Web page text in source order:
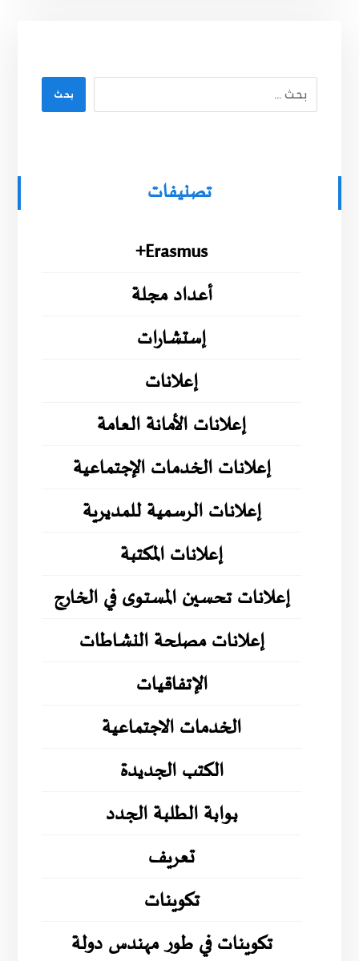
بحث
تصنيفات
Erasmus+
أعداد مجلة
إستشارات
إعلانات
إعلانات الأمانة العامة
إعلانات الخدمات الإجتماعية
إعلانات الرسمية للمديرية
إعلانات المكتبة
إعلانات تحسين المستوى في الخارج
إعلانات مصلحة النشاطات
الإتفاقيات
الخدمات الاجتماعية
الكتب الجديدة
بوابة الطلبة الجدد
تعريف
تكوينات
تكوينات في طور مهندس دولة